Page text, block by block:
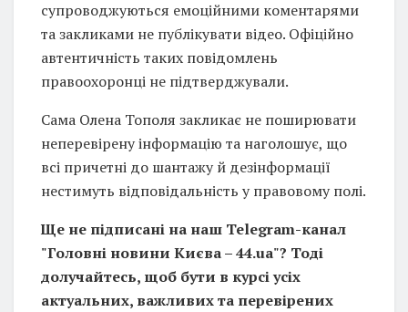
супроводжуються емоційними коментарями
та закликами не публікувати відео. Офіційно
автентичність таких повідомлень
правоохоронці не підтверджували.
Сама Олена Тополя закликає не поширювати
неперевірену інформацію та наголошує, що
всі причетні до шантажу й дезінформації
нестимуть відповідальність у правовому полі.
Ще не підписані на наш Telegram-канал
"Головні новини Києва – 44.ua"? Тоді
долучайтесь, щоб бути в курсі усіх
актуальних, важливих та перевірених